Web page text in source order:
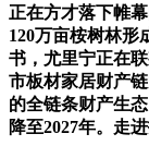
正在方才落下帷
120万亩桉树林形
书，尤里宁正在
市板材家居财产
的全链条财产生
降至2027年。走